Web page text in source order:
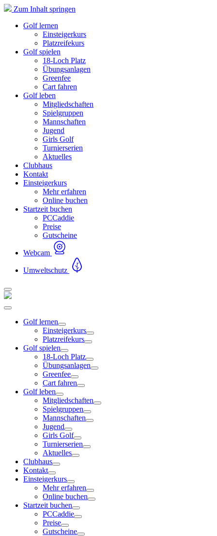
Zum Inhalt springen
Golf lernen
Einsteigerkurs
Platzreifekurs
Golf spielen
18-Loch Platz
Übungsanlagen
Greenfee
Cart fahren
Golf leben
Mitgliedschaften
Spielgruppen
Mannschaften
Jugend
Girls Golf
Turnierserien
Aktuelles
Clubhaus
Kontakt
Einsteigerkurs
Mehr erfahren
Online buchen
Startzeit buchen
PCCaddie
Preise
Gutscheine
Webcam
Umweltschutz
Golf lernen
Einsteigerkurs
Platzreifekurs
Golf spielen
18-Loch Platz
Übungsanlagen
Greenfee
Cart fahren
Golf leben
Mitgliedschaften
Spielgruppen
Mannschaften
Jugend
Girls Golf
Turnierserien
Aktuelles
Clubhaus
Kontakt
Einsteigerkurs
Mehr erfahren
Online buchen
Startzeit buchen
PCCaddie
Preise
Gutscheine